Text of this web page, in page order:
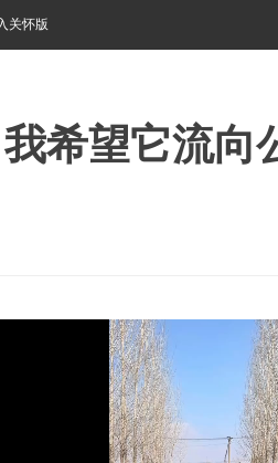
关怀版
希望它流向